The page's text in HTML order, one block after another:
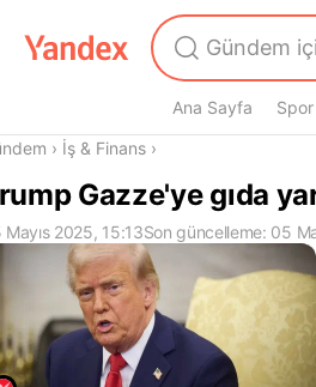
Ana Sayfa Spor
› İş & Finans ›
Gazze'ye gıda
Mayıs 2025, 15:13Son güncelleme: 05